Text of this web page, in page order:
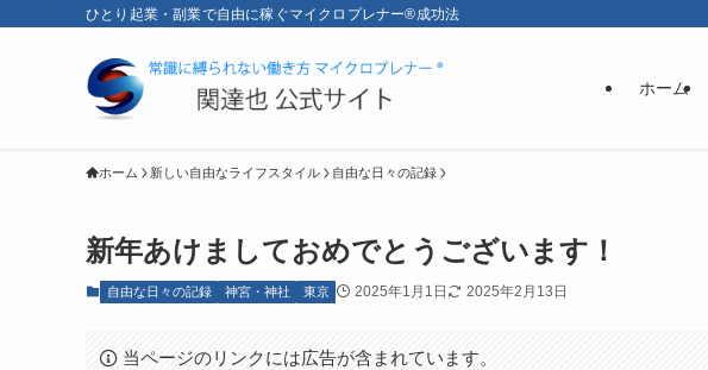
ひとり起業・副業で自由に稼ぐマイクロプレナー®成功法
ホーム
ホーム 新しい自由なライフスタイル 自由な日々の記録
新年あけましておめでとうございます！
自由な日々の記録 神宮・神社 東京 2025年1月1日 2025年2月13日
当ページのリンクには広告が含まれています。